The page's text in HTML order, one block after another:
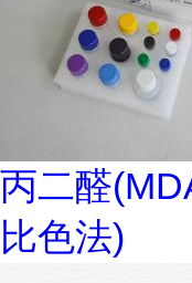
丙二醛
比色法)